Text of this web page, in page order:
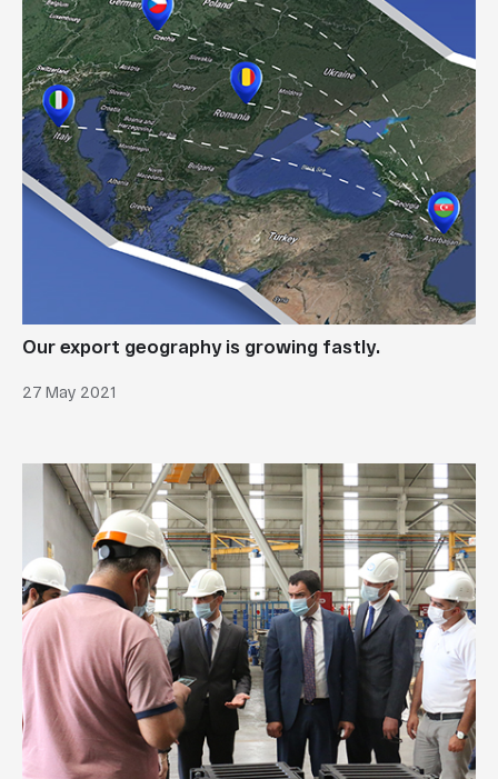
Our export geography is growing fastly.
27 May 2021